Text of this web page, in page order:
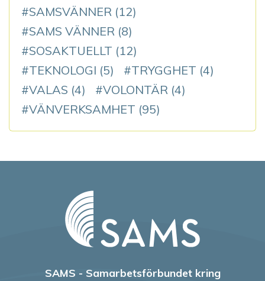
SAMSVÄNNER (12)
SAMS VÄNNER (8)
SOSAKTUELLT (12)
TEKNOLOGI (5) TRYGGHET (4)
VALAS (4) VOLONTÄR (4)
VÄNVERKSAMHET (95)
SAMS - Samarbetsförbundet kring